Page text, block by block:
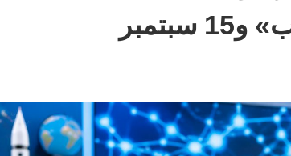
«الإمارات للعالم الشاب» و15 سبتمبر